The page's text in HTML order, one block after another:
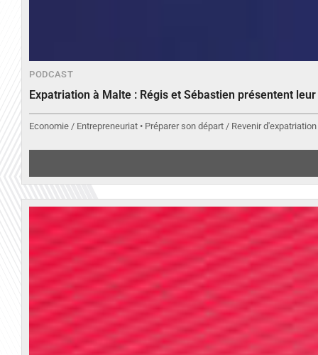
PODCAST
Expatriation à Malte : Régis et Sébastien présentent
Economie / Entrepreneuriat • Préparer son départ / Revenir d'expatriation